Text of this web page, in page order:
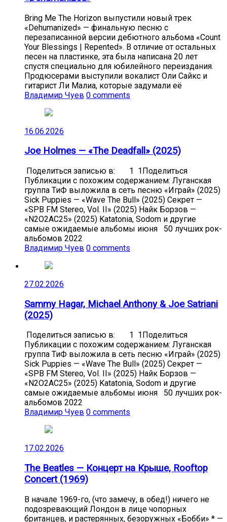
Bring Me The Horizon выпустили новый трек
«Dehumanized» — финальную песню с
перезаписанной версии дебютного альбома «Count
Your Blessings | Repented». В отличие от остальных
песен на пластинке, эта была написана 20 лет
спустя специально для юбилейного переиздания.
Продюсерами выступили вокалист Оли Сайкс и
гитарист Ли Малиа, которые задумали её
Владимир Чуев 0 comments
16.06.2026
Joe Holmes — «The Deadfall» (2025)
Поделиться записью в: 1 1Поделиться
Публикации с похожим содержанием: Луганская
группа ТиФ выложила в сеть песню «Играй» (2025)
Sick Puppies — «Wave The Bull» (2025) Секрет —
«SPB FM Stereo, Vol. II» (2025) Найк Борзов —
«N2O2AC25» (2025) Katatonia, Sodom и другие
самые ожидаемые альбомы июня 50 лучших рок-
альбомов 2022
Владимир Чуев 0 comments
27.02.2026
Sammy Hagar, Michael Anthony & Joe Satriani
(2025)
Поделиться записью в: 1 1Поделиться
Публикации с похожим содержанием: Луганская
группа ТиФ выложила в сеть песню «Играй» (2025)
Sick Puppies — «Wave The Bull» (2025) Секрет —
«SPB FM Stereo, Vol. II» (2025) Найк Борзов —
«N2O2AC25» (2025) Katatonia, Sodom и другие
самые ожидаемые альбомы июня 50 лучших рок-
альбомов 2022
Владимир Чуев 0 comments
17.02.2026
The Beatles — Концерт на Крыше, Rooftop
Concert (1969)
В начале 1969-го, (что замечу, в обед!) ничего не
подозревающий Лондон в лице чопорных
британцев, и растерянных, безоружных «Бобби» * —